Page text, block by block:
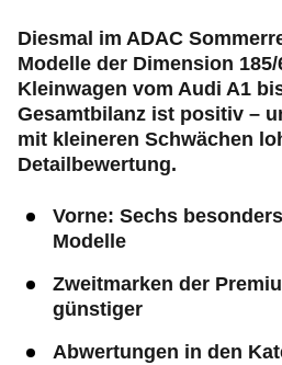
Diesmal im ADAC
Modelle der Dimension
Kleinwagen vom Audi A1
Gesamtbilanz ist positiv –
mit kleineren Schwächen
Detailbewertung.
Vorne: Sechs
Modelle
Zweitmarken der
günstiger
Abwertungen in den